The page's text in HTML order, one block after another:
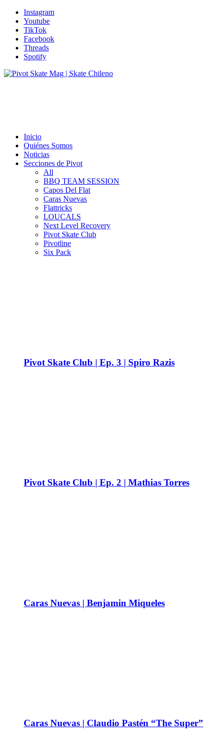
Instagram
Youtube
TikTok
Facebook
Threads
Spotify
Inicio
Quiénes Somos
Noticias
Secciones de Pivot
All
BBQ TEAM SESSION
Capos Del Flat
Caras Nuevas
Flattricks
LOUCALS
Next Level Recovery
Pivot Skate Club
Pivotline
Six Pack
Pivot Skate Club | Ep. 3 | Spiro Razis
Pivot Skate Club | Ep. 2 | Mathias Torres
Caras Nuevas | Benjamin Miqueles
Caras Nuevas | Claudio Pastén “The Super”